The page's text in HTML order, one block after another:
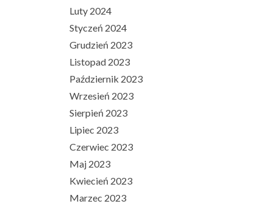
Luty 2024
Styczeń 2024
Grudzień 2023
Listopad 2023
Październik 2023
Wrzesień 2023
Sierpień 2023
Lipiec 2023
Czerwiec 2023
Maj 2023
Kwiecień 2023
Marzec 2023